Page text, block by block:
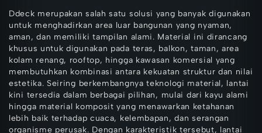
Ddeck merupakan salah satu solusi yang banyak digunakan
untuk menghadirkan area luar bangunan yang nyaman,
aman, dan memiliki tampilan alami. Material ini dirancang
khusus untuk digunakan pada teras, balkon, taman, area
kolam renang, rooftop, hingga kawasan komersial yang
membutuhkan kombinasi antara kekuatan struktur dan nilai
estetika. Seiring berkembangnya teknologi material, lantai
kini tersedia dalam berbagai pilihan, mulai dari kayu alami
hingga material komposit yang menawarkan ketahanan
lebih baik terhadap cuaca, kelembapan, dan serangan
organisme perusak. Dengan karakteristik tersebut, lantai